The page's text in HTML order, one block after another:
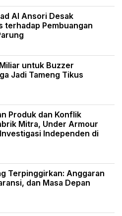
Al Ansori Desak
terhadap Pembuangan
untuk Buzzer
Jadi Tameng Tikus
Produk dan Konflik
Mitra, Under Armour
Independen di
Terpinggirkan: Anggaran
dan Masa Depan